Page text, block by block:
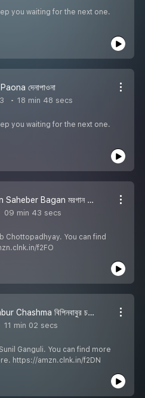
you waiting for the next one.
দেনাপাওনা
18 min 48 secs
you waiting for the next one.
ভৌতিক-9-Morgan Saheber Bagan মরগান সাহেবের বাগান
09 min 43 secs
Chottopadhyay. You can find
f2FO
ভৌতিক-8-Bipinbabur Chashma বিপিনবাবুর চশমা
11 min 02 secs
Ganguli. You can find more
https://amzn.clnk.in/f2DN